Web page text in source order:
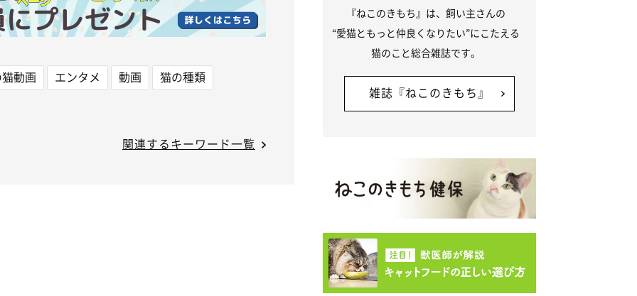
動画 エンタメ 動画
猫の種類
関連するキーワード一覧
『ねこのきもち』は、飼い主さんの
“愛猫ともっと仲良くなりたい”にこたえる
猫のこと総合雑誌です。
雑誌『ねこのきもち』